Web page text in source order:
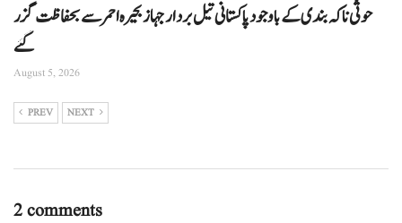
حوثی ناکہ بندی کے باوجود پاکستانی تیل بردار جہاز بحیرہ احمر سے بحفاظت گزر
گئے
August 5, 2026
PREV NEXT
2 comments